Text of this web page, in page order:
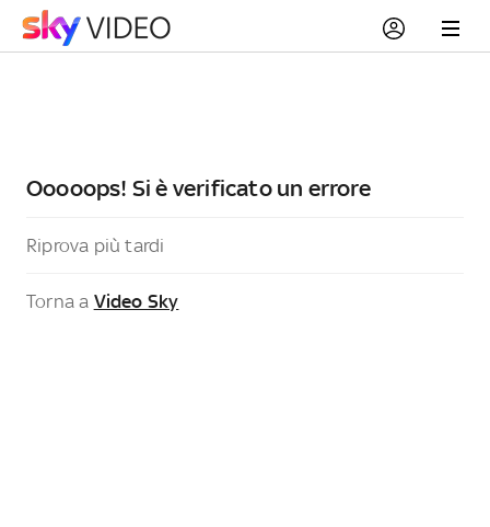
Ooooops! Si è verificato un errore
Riprova più tardi
Torna a Video Sky